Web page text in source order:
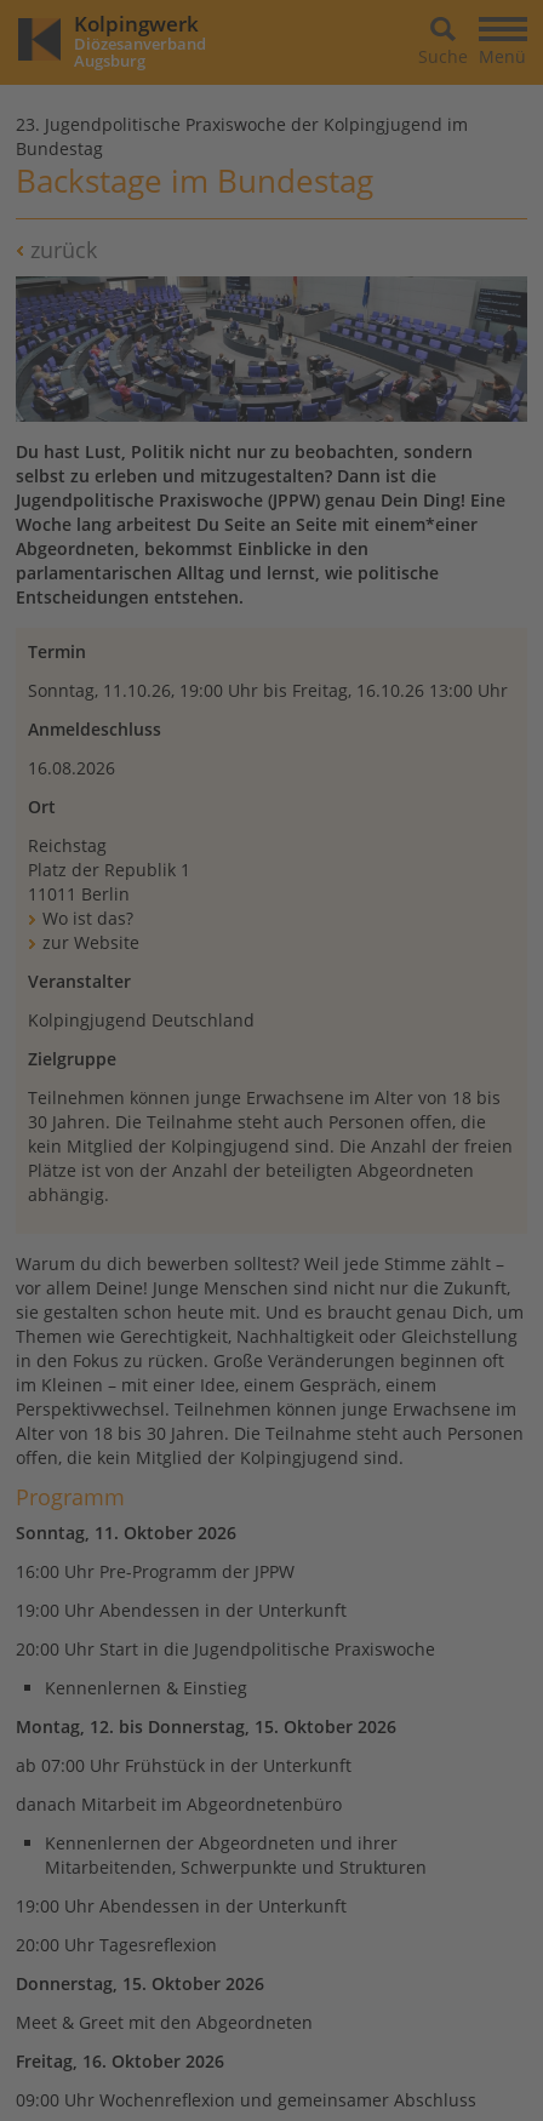
Kolpingwerk
Diözesanverband
Augsburg Menü
Suche
23. Jugendpolitische Praxiswoche der Kolpingjugend im
Bundestag
Backstage im Bundestag
zurück
Du hast Lust, Politik nicht nur zu beobachten, sondern
selbst zu erleben und mitzugestalten? Dann ist die
Jugendpolitische Praxiswoche (JPPW) genau Dein Ding! Eine
Woche lang arbeitest Du Seite an Seite mit einem*einer
Abgeordneten, bekommst Einblicke in den
parlamentarischen Alltag und lernst, wie politische
Entscheidungen entstehen.
Termin
Sonntag, 11.10.26, 19:00 Uhr bis Freitag, 16.10.26 13:00 Uhr
Anmeldeschluss
16.08.2026
Ort
Reichstag
Platz der Republik 1
11011 Berlin
Wo ist das?
zur Website
Veranstalter
Kolpingjugend Deutschland
Zielgruppe
Teilnehmen können junge Erwachsene im Alter von 18 bis
30 Jahren. Die Teilnahme steht auch Personen offen, die
kein Mitglied der Kolpingjugend sind. Die Anzahl der freien
Plätze ist von der Anzahl der beteiligten Abgeordneten
abhängig.
Warum du dich bewerben solltest? Weil jede Stimme zählt –
vor allem Deine! Junge Menschen sind nicht nur die Zukunft,
sie gestalten schon heute mit. Und es braucht genau Dich, um
Themen wie Gerechtigkeit, Nachhaltigkeit oder Gleichstellung
in den Fokus zu rücken. Große Veränderungen beginnen oft
im Kleinen – mit einer Idee, einem Gespräch, einem
Perspektivwechsel. Teilnehmen können junge Erwachsene im
Alter von 18 bis 30 Jahren. Die Teilnahme steht auch Personen
offen, die kein Mitglied der Kolpingjugend sind.
Programm
Sonntag, 11. Oktober 2026
16:00 Uhr Pre-Programm der JPPW
19:00 Uhr Abendessen in der Unterkunft
20:00 Uhr Start in die Jugendpolitische Praxiswoche
Kennenlernen & Einstieg
Montag, 12. bis Donnerstag, 15. Oktober 2026
ab 07:00 Uhr Frühstück in der Unterkunft
danach Mitarbeit im Abgeordnetenbüro
Kennenlernen der Abgeordneten und ihrer
Mitarbeitenden, Schwerpunkte und Strukturen
19:00 Uhr Abendessen in der Unterkunft
20:00 Uhr Tagesreflexion
Donnerstag, 15. Oktober 2026
Meet & Greet mit den Abgeordneten
Freitag, 16. Oktober 2026
09:00 Uhr Wochenreflexion und gemeinsamer Abschluss